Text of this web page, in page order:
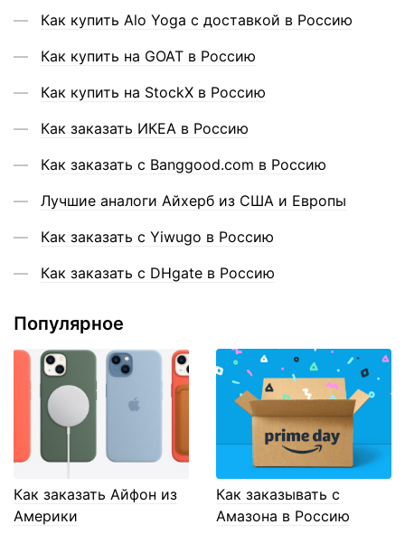
Как купить Alo Yoga с доставкой в Россию
Как купить на GOAT в Россию
Как купить на StockX в Россию
Как заказать ИКЕА в Россию
Как заказать с Banggood.com в Россию
Лучшие аналоги Айхерб из США и Европы
Как заказать с Yiwugo в Россию
Как заказать с DHgate в Россию
Популярное
Как заказать Айфон из
Америки
Как заказывать с
Амазона в Россию